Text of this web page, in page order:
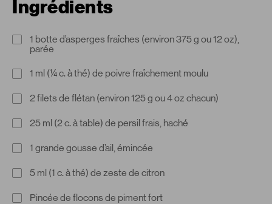
Ingrédients
1 botte d’asperges fraîches (environ 375 g ou 12 oz),
parée
1 ml (¼ c. à thé) de poivre fraîchement moulu
2 filets de flétan (environ 125 g ou 4 oz chacun)
25 ml (2 c. à table) de persil frais, haché
1 grande gousse d’ail, émincée
5 ml (1 c. à thé) de zeste de citron
Pincée de flocons de piment fort